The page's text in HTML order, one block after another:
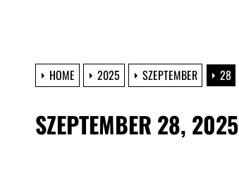
HOME 2025 SZEPTEMBER 28
SZEPTEMBER 28, 2025